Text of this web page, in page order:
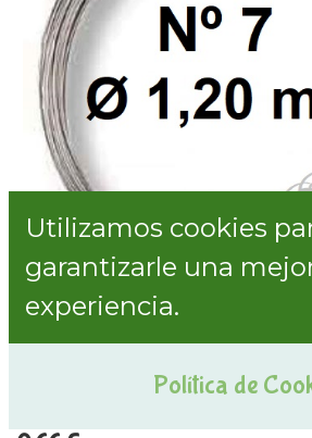
Alambre Galva. Nº7 Peq.
Mostrar preços com IVA incl.
Utilizamos cookies
garantizarle una
experiencia.
Política de